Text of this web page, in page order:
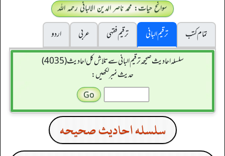
سوانح حیات: محمد ناصر الدین الالبانی رحمہ اللہ
تمام کتب
ترقیم البانی ترقيم فقہی عربی
اردو
سلسله احاديث صحيحه ترقیم البانی سے تلاش کل احادیث (4035)
حدیث نمبر لکھیں:
سلسله احاديث صحيحه